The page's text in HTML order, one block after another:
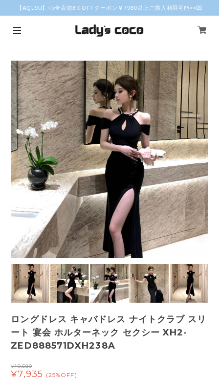
【AQL9U】👈全店舗8％OFFクーポン￥7980以上ご購入利用可能<<💌
ロングドレス キャバドレス ナイトクラブ スリ
ート 宴会 ホルターネック セクシー XH2-
ZED888571DXH238A
¥10,580
¥7,935 (25%OFF)